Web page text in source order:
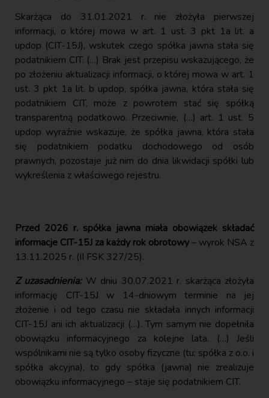
Skarżąca do 31.01.2021 r. nie złożyła pierwszej
informacji, o której mowa w art. 1 ust. 3 pkt 1a lit. a
updop (CIT-15J), wskutek czego spółka jawna stała się
podatnikiem CIT. (…) Brak jest przepisu wskazującego, że
po złożeniu aktualizacji informacji, o której mowa w art. 1
ust. 3 pkt 1a lit. b updop, spółka jawna, która stała się
podatnikiem CIT, może z powrotem stać się spółką
transparentną podatkowo. Przeciwnie, (…) art. 1 ust. 5
updop wyraźnie wskazuje, że spółka jawna, która stała
się podatnikiem podatku dochodowego od osób
prawnych, pozostaje już nim do dnia likwidacji spółki lub
wykreślenia z właściwego rejestru.
Przed 2026 r. spółka jawna miała obowiązek składać
informacje CIT-15J za każdy rok obrotowy– wyrok NSA z
13.11.2025 r. (II FSK 327/25).
Z uzasadnienia:W dniu 30.07.2021 r. skarżąca złożyła
informację CIT-15J w 14-dniowym terminie na jej
złożenie i od tego czasu nie składała innych informacji
CIT-15J ani ich aktualizacji (…). Tym samym nie dopełniła
obowiązku informacyjnego za kolejne lata. (…) Jeśli
wspólnikami nie są tylko osoby fizyczne (tu: spółka z o.o. i
spółka akcyjna), to gdy spółka (jawna) nie zrealizuje
obowiązku informacyjnego – staje się podatnikiem CIT.